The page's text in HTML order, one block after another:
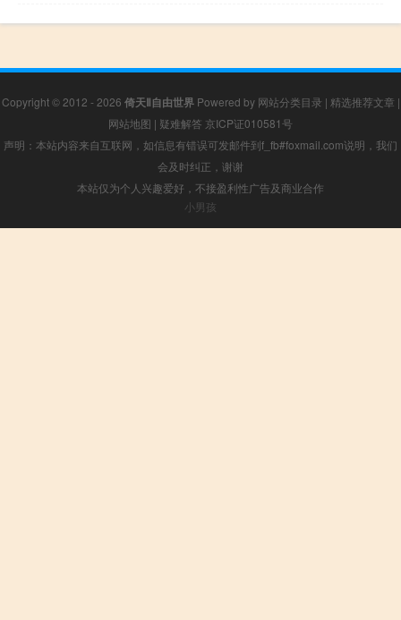
Copyright © 2012 - 2026 倚天Ⅱ自由世界Powered by 网站分类目录 | 精选推荐文章 |
网站地图 | 疑难解答 京ICP证010581号
声明：本站内容来自互联网，如信息有错误可发邮件到f_fb#foxmail.com说明，我们
会及时纠正，谢谢
本站仅为个人兴趣爱好，不接盈利性广告及商业合作
小男孩